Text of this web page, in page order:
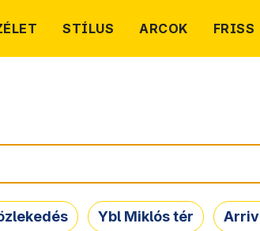
STÍLUS ARCOK FRISS
Ybl Miklós tér